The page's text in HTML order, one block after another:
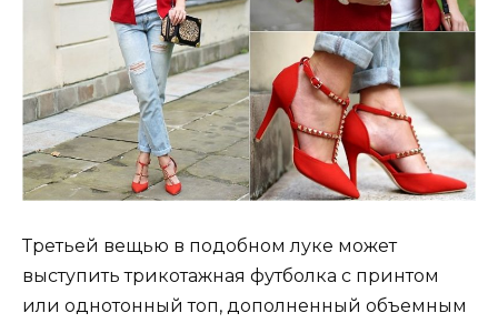
Третьей вещью в подобном луке может
выступить трикотажная футболка с принтом
или однотонный топ, дополненный объемным